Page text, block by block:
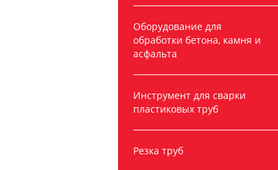
Оборудование для
обработки бетона, камня и
асфальта
Инструмент для сварки
пластиковых труб
Резка труб